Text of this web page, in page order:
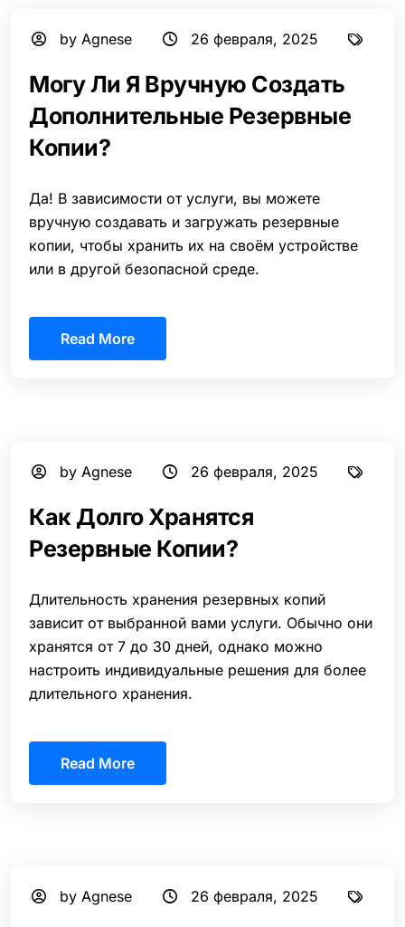
by Agnese 26 февраля, 2025
Могу Ли Я Вручную Создать
Дополнительные Резервные
Копии?
Да! В зависимости от услуги, вы можете
вручную создавать и загружать резервные
копии, чтобы хранить их на своём устройстве
или в другой безопасной среде.
Read More
by Agnese 26 февраля, 2025
Как Долго Хранятся
Резервные Копии?
Длительность хранения резервных копий
зависит от выбранной вами услуги. Обычно они
хранятся от 7 до 30 дней, однако можно
настроить индивидуальные решения для более
длительного хранения.
Read More
by Agnese 26 февраля, 2025